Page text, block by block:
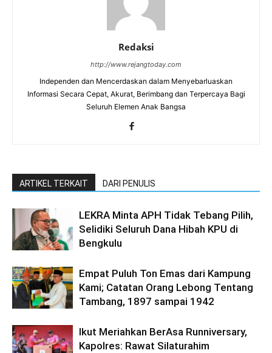
Redaksi
http://www.rejangtoday.com
Independen dan Mencerdaskan dalam Menyebarluaskan
Informasi Secara Cepat, Akurat, Berimbang dan Terpercaya Bagi
Seluruh Elemen Anak Bangsa
ARTIKEL TERKAIT DARI PENULIS
LEKRA Minta APH Tidak Tebang Pilih,
Selidiki Seluruh Dana Hibah KPU di
Bengkulu
Empat Puluh Ton Emas dari Kampung
Kami; Catatan Orang Lebong Tentang
Tambang, 1897 sampai 1942
Ikut Meriahkan BerAsa Runniversary,
Kapolres: Rawat Silaturahim